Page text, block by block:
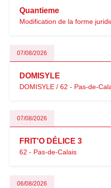
Quantieme
Modification de la forme
07/08/2026
DOMISYLE
DOMISYLE / 62 - Pas-de-
07/08/2026
FRIT'O DÉLICE 3
62 - Pas-de-Calais
06/08/2026